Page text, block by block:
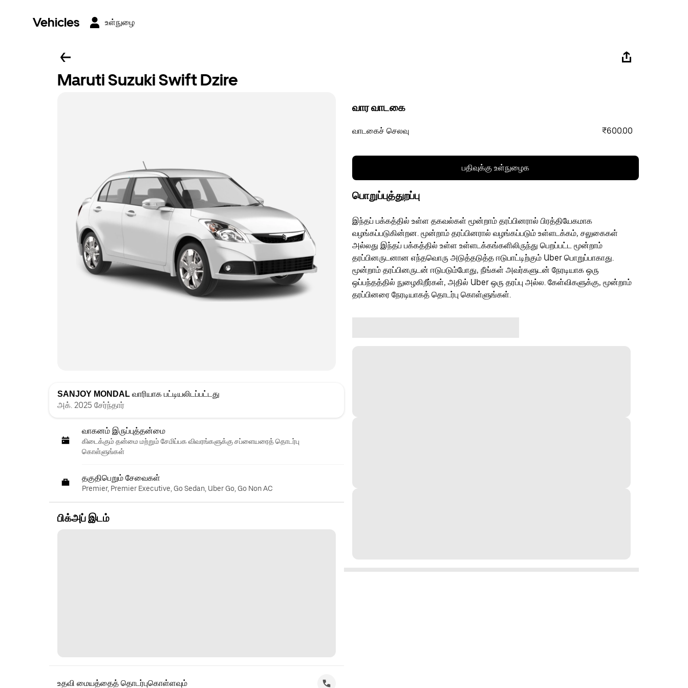
Vehicles உள்நுழை
Maruti Suzuki Swift Dzire
SANJOY MONDAL வாரியாக பட்டியலிடப்பட்டது
அக். 2025 சேர்ந்தார்
வாகனம் இருப்புத்தன்மை
கிடைக்கும் தன்மை மற்றும் சேமிப்பக விவரங்களுக்கு சப்ளையரைத் தொடர்பு
கொள்ளுங்கள்
தகுதிபெறும் சேவைகள்
Premier, Premier Executive, Go Sedan, Uber Go, Go Non AC
பிக்அப் இடம்
உதவி மையத்தைத் தொடர்புகொள்ளவும்
வார வாடகை
வாடகைச் செலவு ₹600.00
பதிவுக்கு உள்நுழைக
பொறுப்புத்துறப்பு
இந்தப் பக்கத்தில் உள்ள தகவல்கள் மூன்றாம் தரப்பினரால் பிரத்தியேகமாக
வழங்கப்படுகின்றன. மூன்றாம் தரப்பினரால் வழங்கப்படும் உள்ளடக்கம், சலுகைகள்
அல்லது இந்தப் பக்கத்தில் உள்ள உள்ளடக்கங்களிலிருந்து பெறப்பட்ட மூன்றாம்
தரப்பினருடனான எந்தவொரு அடுத்தடுத்த ஈடுபாட்டிற்கும் Uber பொறுப்பாகாது.
மூன்றாம் தரப்பினருடன் ஈடுபடும்போது, நீங்கள் அவர்களுடன் நேரடியாக ஒரு
ஒப்பந்தத்தில் நுழைகிறீர்கள், அதில் Uber ஒரு தரப்பு அல்ல. கேள்விகளுக்கு, மூன்றாம்
தரப்பினரை நேரடியாகத் தொடர்பு கொள்ளுங்கள்.